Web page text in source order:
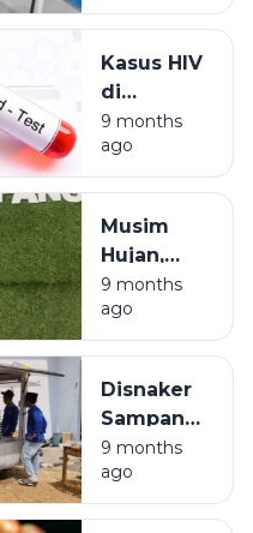
Gagalkan
CJH 2026
Kasus HIV
di
Sampang
Turun 52
Persen,
Gencarkan
Edukasi
dan Tes
Dini
9 months
ago
Musim
Hujan,
Dispusip
Sampang
Buka
Restorasi
Arsip
Gratis
9 months
ago
Disnaker
Sampang
Sebut
Program
MBG Serap
9 months
ago